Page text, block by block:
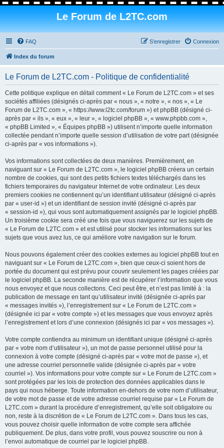
Le Forum de L2TC.com
FAQ Connexion
S’enregistrer
Index du forum
Le Forum de L2TC.com - Politique de confidentialité
Cette politique explique en détail comment « Le Forum de L2TC.com » et ses
sociétés affiliées (désignés ci-après par « nous », « notre », « nos », « Le
Forum de L2TC.com », « https://www.l2tc.com/forum ») et phpBB (désigné ci-
après par « ils », « eux », « leur », « logiciel phpBB », « www.phpbb.com »,
« phpBB Limited », « Équipes phpBB ») utilisent n’importe quelle information
collectée pendant n’importe quelle session d’utilisation de votre part (désignée
ci-après par « vos informations »).
Vos informations sont collectées de deux manières. Premièrement, en
naviguant sur « Le Forum de L2TC.com », le logiciel phpBB créera un certain
nombre de cookies, qui sont des petits fichiers textes téléchargés dans les
fichiers temporaires du navigateur Internet de votre ordinateur. Les deux
premiers cookies ne contiennent qu’un identifiant utilisateur (désigné ci-après
par « user-id ») et un identifiant de session invité (désigné ci-après par
« session-id »), qui vous sont automatiquement assignés par le logiciel phpBB.
Un troisième cookie sera créé une fois que vous naviguerez sur les sujets de
« Le Forum de L2TC.com » et est utilisé pour stocker les informations sur les
sujets que vous avez lus, ce qui améliore votre navigation sur le forum.
Nous pouvons également créer des cookies externes au logiciel phpBB tout en
naviguant sur « Le Forum de L2TC.com », bien que ceux-ci soient hors de
portée du document qui est prévu pour couvrir seulement les pages créées par
le logiciel phpBB. La seconde manière est de récupérer l’information que vous
nous envoyez et que nous collectons. Ceci peut être, et n’est pas limité à : la
publication de message en tant qu’utilisateur invité (désignée ci-après par
« messages invités »), l’enregistrement sur « Le Forum de L2TC.com »
(désignée ici par « votre compte ») et les messages que vous envoyez après
l’enregistrement et lors d’une connexion (désignés ici par « vos messages »).
Votre compte contiendra au minimum un identifiant unique (désigné ci-après
par « votre nom d’utilisateur »), un mot de passe personnel utilisé pour la
connexion à votre compte (désigné ci-après par « votre mot de passe »), et
une adresse courriel personnelle valide (désignée ci-après par « votre
courriel »). Vos informations pour votre compte sur « Le Forum de L2TC.com »
sont protégées par les lois de protection des données applicables dans le
pays qui nous héberge. Toute information en-dehors de votre nom d’utilisateur,
de votre mot de passe et de votre adresse courriel requise par « Le Forum de
L2TC.com » durant la procédure d’enregistrement, qu’elle soit obligatoire ou
non, reste à la discrétion de « Le Forum de L2TC.com ». Dans tous les cas,
vous pouvez choisir quelle information de votre compte sera affichée
publiquement. De plus, dans votre profil, vous pouvez souscrire ou non à
l’envoi automatique de courriel par le logiciel phpBB.